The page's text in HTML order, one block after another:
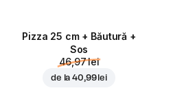
Pizza 25 cm + Băutură +
Sos
46,97 lei
de la40,99 lei